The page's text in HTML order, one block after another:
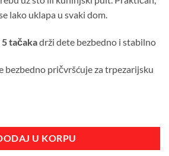
lako uklapa u svaki dom.
5 tačakadrži dete bezbedno i stabilno
bezbedno pričvršćuje za trpezarijsku
U KORPU